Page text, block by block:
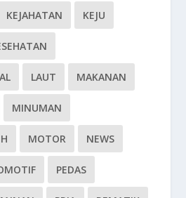
KEJAHATAN KEJU
LAUT MAKANAN
MINUMAN
MOTOR NEWS
PEDAS